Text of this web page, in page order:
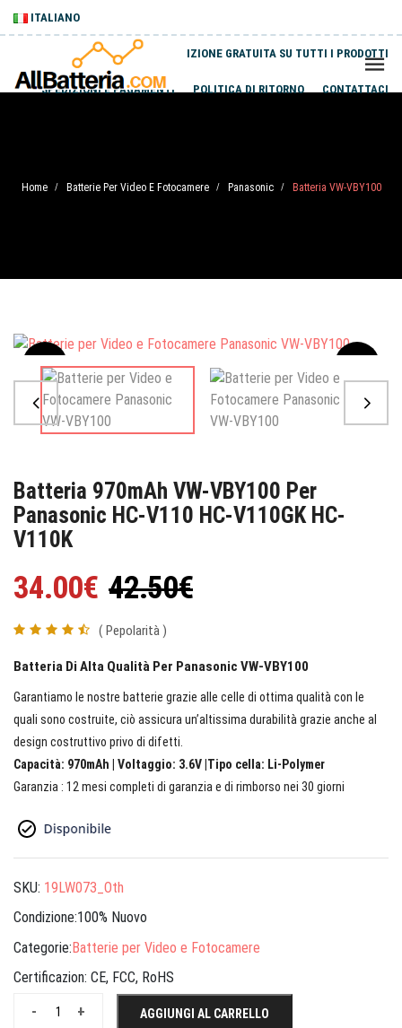
ITALIANO
SPEDIZIONE GRATUITA SU TUTTI I PRODOTTI
SPEDIZIONI E PAGAMENTI POLITICA DI RITORNO CONTATTACI
Home / Batterie Per Video E Fotocamere / Panasonic / Batteria VW-VBY100
Sale
Batteria 970mAh VW-VBY100 Per
Panasonic HC-V110 HC-V110GK HC-
V110K
34.00€ 42.50€
( Pepolarità )
Batteria Di Alta Qualità Per Panasonic VW-VBY100
Garantiamo le nostre batterie grazie alle celle di ottima qualità con le
quali sono costruite, ciò assicura un’altissima durabilità grazie anche al
design costruttivo privo di difetti.
Capacità: 970mAh | Voltaggio: 3.6V |Tipo cella: Li-Polymer
Garanzia : 12 mesi completi di garanzia e di rimborso nei 30 giorni
SKU: 19LW073_Oth
Condizione:100% Nuovo
Categorie:Batterie per Video e Fotocamere
Certificazion: CE, FCC, RoHS
+
- AGGIUNGI AL CARRELLO